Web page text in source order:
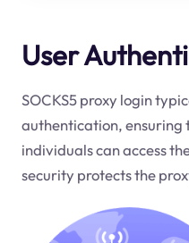
User
SOCKS5 proxy login
authentication, ensuring
individuals can access
security protects the